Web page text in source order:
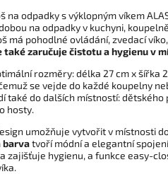
na odpadky s výklopným víkem
na odpadky v kuchyni,
má pohodlné ovládání, zvedací
také zaručuje čistotu a hygienu v
rozměry: délka 27 cm x šířka
se vejde do každé koupelny
také do dalších místností:
hosty.
umožňuje vytvořit v místnosti
barvatvoří módní a elegantní
zajišťuje hygienu, a funkce easy-